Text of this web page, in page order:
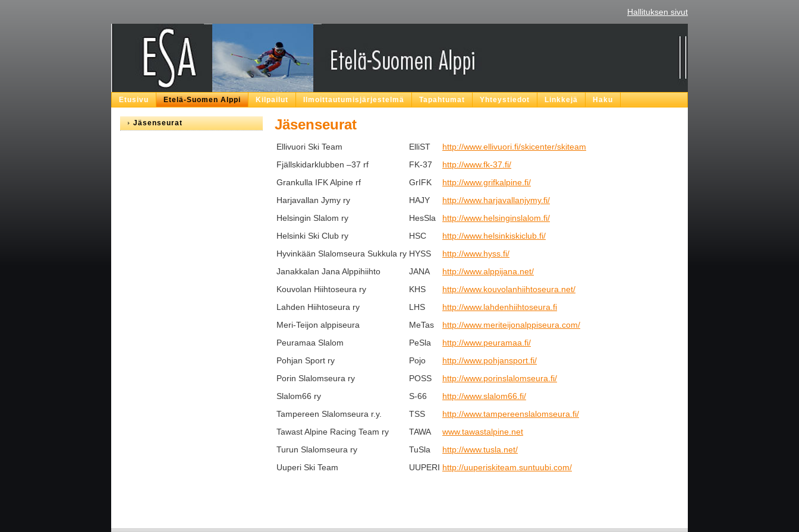
Hallituksen sivut
Etusivu Etelä-Suomen Alppi Kilpailut Ilmoittautumisjärjestelmä Tapahtumat Yhteystiedot Linkkejä Haku
Jäsenseurat
Ellivuori Ski Team ElliST
http://www.ellivuori.fi/skicenter/skiteam
Fjällskidarklubben –37 rf
FK-37
http://www.fk-37.fi/
Grankulla IFK Alpine rf
GrIFK
http://www.grifkalpine.fi/
Harjavallan Jymy ry
HAJY
http://www.harjavallanjymy.fi/
Helsingin Slalom ry
HesSla
http://www.helsinginslalom.fi/
Helsinki Ski Club ry
HSC
http://www.helsinkiskiclub.fi/
Hyvinkään Slalomseura Sukkula ry HYSS
http://www.hyss.fi/
Janakkalan Jana Alppihiihto
JANA
http://www.alppijana.net/
Kouvolan Hiihtoseura ry
KHS
http://www.kouvolanhiihtoseura.net/
Lahden Hiihtoseura ry
LHS
http://www.lahdenhiihtoseura.fi
Meri-Teijon alppiseura
MeTas
http://www.meriteijonalppiseura.com/
Peuramaa Slalom
PeSla
http://www.peuramaa.fi/
Pohjan Sport ry
Pojo
http://www.pohjansport.fi/
Porin Slalomseura ry
POSS
http://www.porinslalomseura.fi/
Slalom66 ry
S-66
http://www.slalom66.fi/
Tampereen Slalomseura r.y.
TSS
http://www.tampereenslalomseura.fi/
Tawast Alpine Racing Team ry
TAWA
www.tawastalpine.net
Turun Slalomseura ry
TuSla
http://www.tusla.net/
Uuperi Ski Team
UUPERI http://uuperiskiteam.suntuubi.com/
Jäsenseurat